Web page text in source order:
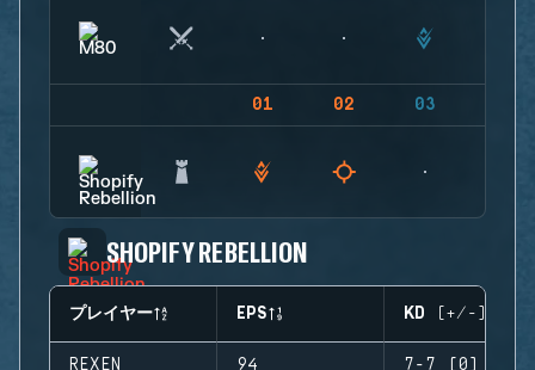
01 02 03
SHOPIFY REBELLION
プレイヤー EPS KD (+/-)
REXEN 94 7-7 (0)